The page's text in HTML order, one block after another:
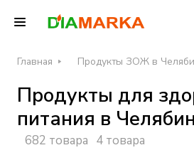
Главная Продукты ЗОЖ в
Продукты для
питания в
682 товара 4 товара